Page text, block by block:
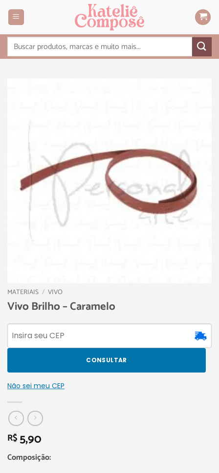
MATERIAIS / VIVO
Vivo Brilho – Caramelo
CONSULTAR
Não sei meu CEP
R$5,90
Composição: